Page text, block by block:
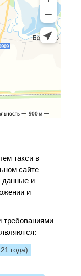
такси в
сайте
данные и
и
требованиями
года)